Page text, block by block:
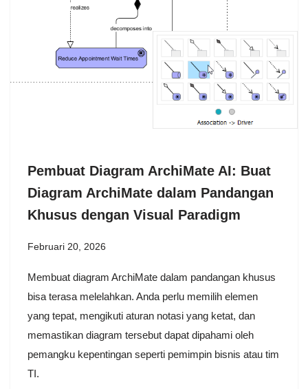
Pembuat Diagram ArchiMate AI: Buat
Diagram ArchiMate dalam Pandangan
Khusus dengan Visual Paradigm
Februari 20, 2026
Membuat diagram ArchiMate dalam pandangan khusus
bisa terasa melelahkan. Anda perlu memilih elemen
yang tepat, mengikuti aturan notasi yang ketat, dan
memastikan diagram tersebut dapat dipahami oleh
pemangku kepentingan seperti pemimpin bisnis atau tim
TI.